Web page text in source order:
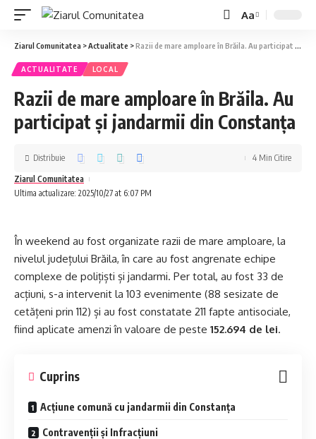
Aa
Ziarul Comunitatea >Actualitate >Razii de mare amploare în Brăila. Au participat și jandarmii din Constanța
ACTUALITATE LOCAL
Razii de mare amploare în Brăila. Au
participat și jandarmii din Constanța
Ultima actualizare: 2025/10/27 at 6:07 PM
Ziarul Comunitatea
Distribuie 4 Min Citire
În weekend au fost organizate razii de mare amploare, la
nivelul județului Brăila, în care au fost angrenate echipe
complexe de polițiști și jandarmi. Per total, au fost 33 de
acțiuni, s-a intervenit la 103 evenimente (88 sesizate de
cetățeni prin 112) și au fost constatate 211 fapte antisociale,
fiind aplicate amenzi în valoare de peste 152.694 de lei.
Cuprins
Acțiune comună cu jandarmii din Constanța
Contravenții și Infracțiuni